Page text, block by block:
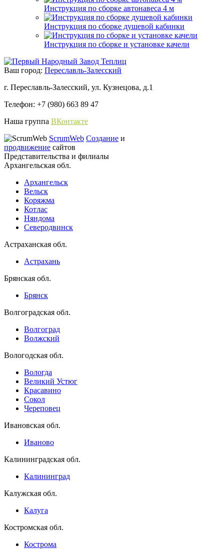
Инструкция по сборке автонавеса 4 м
Инструкция по сборке душевой кабинки
Инструкция по сборке и установке качели
Ваш город: Переславль-Залесский
г. Переславль-Залесский, ул. Кузнецова, д.1
Телефон: +7 (980) 663 89 47
Наша группа ВКонтакте
ScrumWeb Создание и
продвижение сайтов
Представительства и филиалы
Архангельская обл.
Архангельск
Вельск
Коряжма
Котлас
Няндома
Северодвинск
Астраханская обл.
Астрахань
Брянская обл.
Брянск
Волгоградская обл.
Волгоград
Волжский
Вологодская обл.
Вологда
Великий Устюг
Красавино
Сокол
Череповец
Ивановская обл.
Иваново
Калининградская обл.
Калининград
Калужская обл.
Калуга
Костромская обл.
Кострома